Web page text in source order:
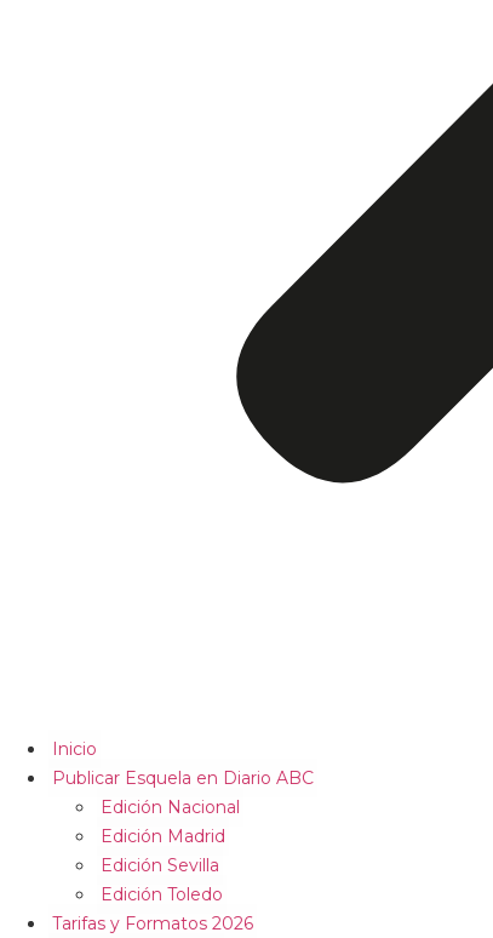
Inicio
Publicar Esquela en Diario ABC
Edición Nacional
Edición Madrid
Edición Sevilla
Edición Toledo
Tarifas y Formatos 2026